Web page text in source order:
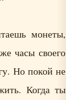
монеты,
часы своего
Но покой не
Когда ты